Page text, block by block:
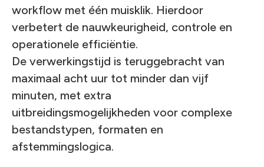
workflow met één muisklik. Hierdoor
verbetert de nauwkeurigheid, controle en
operationele efficiëntie.
De verwerkingstijd is teruggebracht van
maximaal acht uur tot minder dan vijf
minuten, met extra
uitbreidingsmogelijkheden voor complexe
bestandstypen, formaten en
afstemmingslogica.